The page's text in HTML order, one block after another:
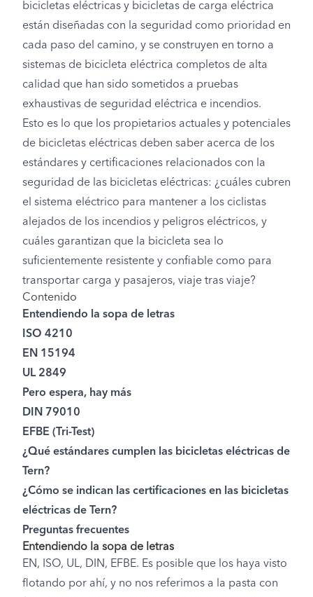
bicicletas eléctricas y bicicletas de carga eléctrica
están diseñadas con la seguridad como prioridad en
cada paso del camino, y se construyen en torno a
sistemas de bicicleta eléctrica completos de alta
calidad que han sido sometidos a pruebas
exhaustivas de seguridad eléctrica e incendios.
Esto es lo que los propietarios actuales y potenciales
de bicicletas eléctricas deben saber acerca de los
estándares y certificaciones relacionados con la
seguridad de las bicicletas eléctricas: ¿cuáles cubren
el sistema eléctrico para mantener a los ciclistas
alejados de los incendios y peligros eléctricos, y
cuáles garantizan que la bicicleta sea lo
suficientemente resistente y confiable como para
transportar carga y pasajeros, viaje tras viaje?
Contenido
Entendiendo la sopa de letras
ISO 4210
EN 15194
UL 2849
Pero espera, hay más
DIN 79010
EFBE (Tri-Test)
¿Qué estándares cumplen las bicicletas eléctricas de
Tern?
¿Cómo se indican las certificaciones en las bicicletas
eléctricas de Tern?
Preguntas frecuentes
Entendiendo la sopa de letras
EN, ISO, UL, DIN, EFBE. Es posible que los haya visto
flotando por ahí, y no nos referimos a la pasta con